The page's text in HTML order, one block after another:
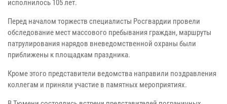
исполнилось 105 лет.
Перед началом торжеств специалисты Росгвардии провели
обследование мест массового пребывания граждан, маршруты
патрулирования нарядов вневедомственной охраны были
приближены к площадкам праздника.
Кроме этого представители ведомства направили поздравления
коллегам и приняли участие в памятных мероприятиях.